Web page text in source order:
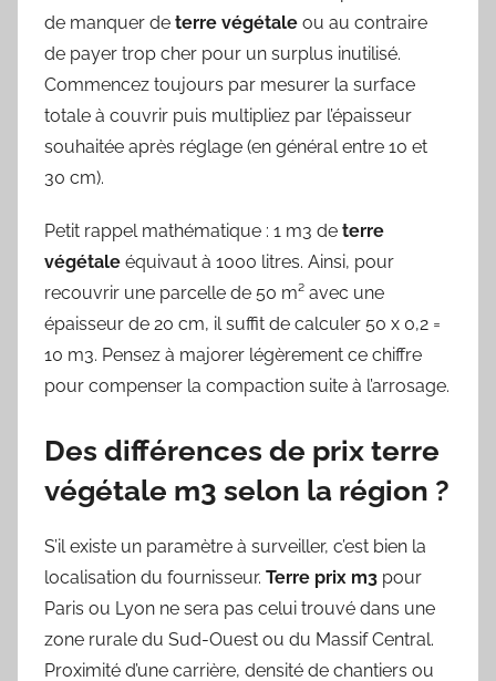
de manquer de terre végétale ou au contraire
de payer trop cher pour un surplus inutilisé.
Commencez toujours par mesurer la surface
totale à couvrir puis multipliez par l’épaisseur
souhaitée après réglage (en général entre 10 et
30 cm).
Petit rappel mathématique : 1 m3 de terre
végétale équivaut à 1000 litres. Ainsi, pour
recouvrir une parcelle de 50 m² avec une
épaisseur de 20 cm, il suffit de calculer 50 x 0,2 =
10 m3. Pensez à majorer légèrement ce chiffre
pour compenser la compaction suite à l’arrosage.
Des différences de prix terre
végétale m3 selon la région ?
S’il existe un paramètre à surveiller, c’est bien la
localisation du fournisseur. Terre prix m3 pour
Paris ou Lyon ne sera pas celui trouvé dans une
zone rurale du Sud-Ouest ou du Massif Central.
Proximité d’une carrière, densité de chantiers ou